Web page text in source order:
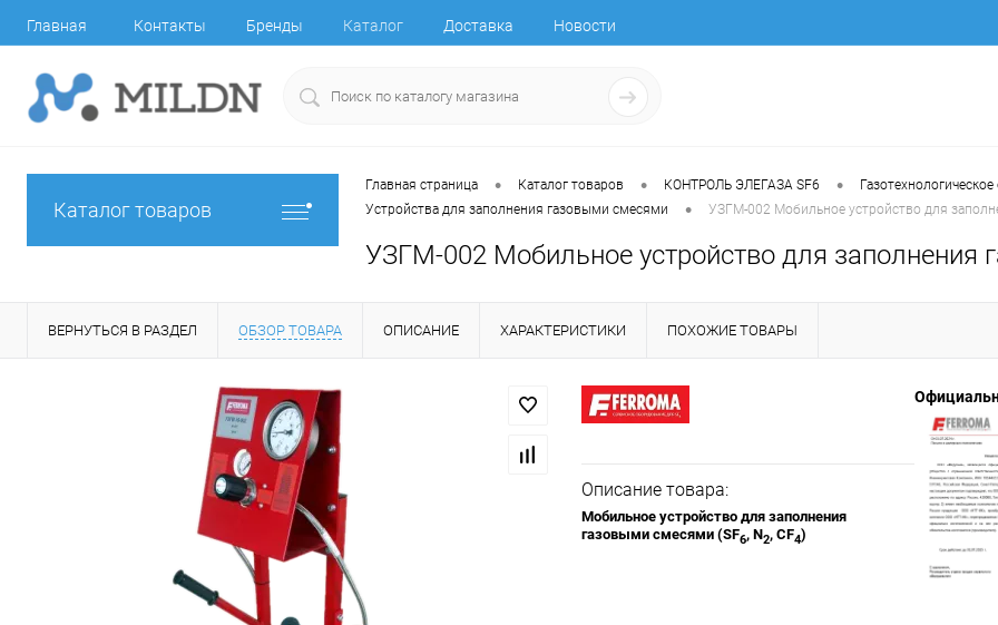
Главная Контакты Бренды Каталог Доставка Новости
Каталог товаров
Главная страница • Каталог товаров • КОНТРОЛЬ ЭЛЕГАЗА SF6 •
Устройства для заполнения газовыми смесями
• УЗГМ-002 Мобильное устройство для
УЗГМ-002 Мобильное устройство для заполнения
ВЕРНУТЬСЯ В РАЗДЕЛ ОБЗОР ТОВАРА ОПИСАНИЕ ХАРАКТЕРИСТИКИ ПОХОЖИЕ ТОВАРЫ
Описание товара:
Мобильное устройство для заполнения
газовыми смесями (SF6, N2, CF4)